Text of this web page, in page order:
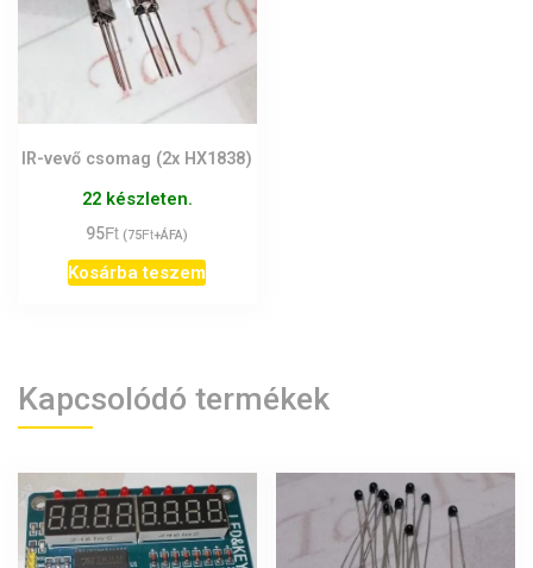
IR-vevő csomag (2x HX1838)
22 készleten.
95Ft (75Ft+ÁFA)
Kosárba teszem
Kapcsolódó termékek